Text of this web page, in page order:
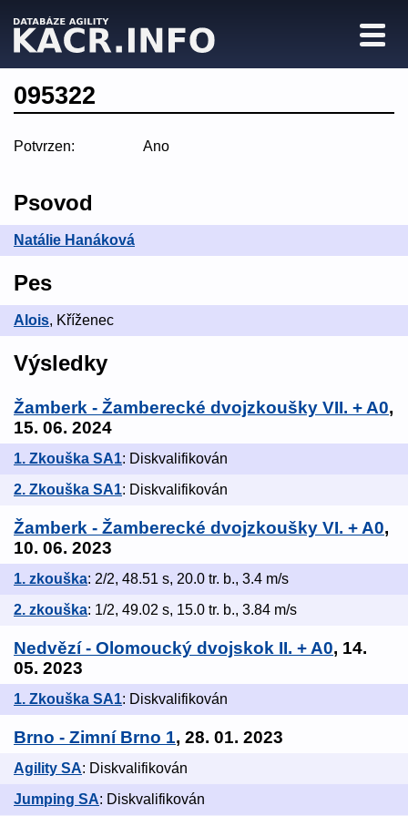
095322
Potvrzen: Ano
Psovod
Natálie Hanáková
Pes
Alois, Kříženec
Výsledky
Žamberk - Žamberecké dvojzkoušky VII. + A0,
15. 06. 2024
1. Zkouška SA1: Diskvalifikován
2. Zkouška SA1: Diskvalifikován
Žamberk - Žamberecké dvojzkoušky VI. + A0,
10. 06. 2023
1. zkouška: 2/2, 48.51 s, 20.0 tr. b., 3.4 m/s
2. zkouška: 1/2, 49.02 s, 15.0 tr. b., 3.84 m/s
Nedvězí - Olomoucký dvojskok II. + A0, 14.
05. 2023
1. Zkouška SA1: Diskvalifikován
Brno - Zimní Brno 1, 28. 01. 2023
Agility SA: Diskvalifikován
Jumping SA: Diskvalifikován